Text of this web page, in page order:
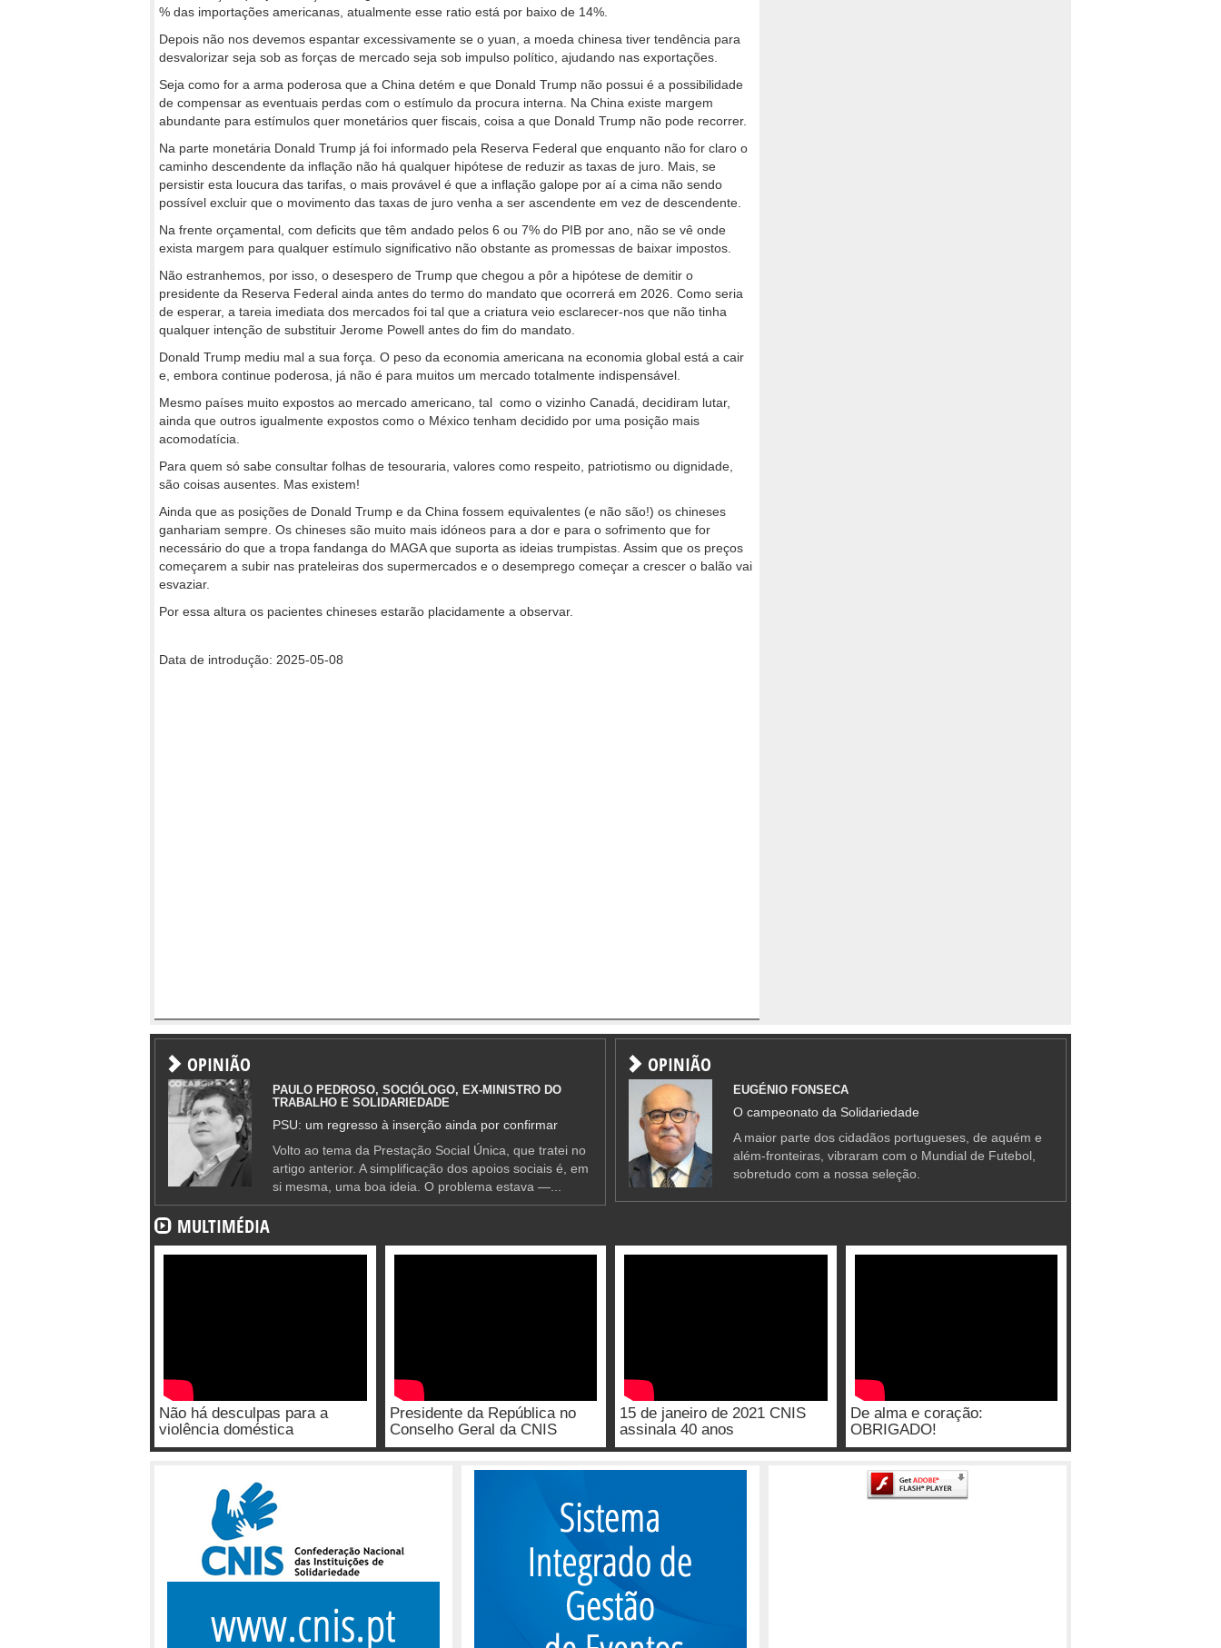
% das importações americanas, atualmente esse ratio está por baixo de 14%.
Depois não nos devemos espantar excessivamente se o yuan, a moeda chinesa tiver tendência para
desvalorizar seja sob as forças de mercado seja sob impulso político, ajudando nas exportações.
Seja como for a arma poderosa que a China detém e que Donald Trump não possui é a possibilidade
de compensar as eventuais perdas com o estímulo da procura interna. Na China existe margem
abundante para estímulos quer monetários quer fiscais, coisa a que Donald Trump não pode recorrer.
Na parte monetária Donald Trump já foi informado pela Reserva Federal que enquanto não for claro o
caminho descendente da inflação não há qualquer hipótese de reduzir as taxas de juro. Mais, se
persistir esta loucura das tarifas, o mais provável é que a inflação galope por aí a cima não sendo
possível excluir que o movimento das taxas de juro venha a ser ascendente em vez de descendente.
Na frente orçamental, com deficits que têm andado pelos 6 ou 7% do PIB por ano, não se vê onde
exista margem para qualquer estímulo significativo não obstante as promessas de baixar impostos.
Não estranhemos, por isso, o desespero de Trump que chegou a pôr a hipótese de demitir o
presidente da Reserva Federal ainda antes do termo do mandato que ocorrerá em 2026. Como seria
de esperar, a tareia imediata dos mercados foi tal que a criatura veio esclarecer-nos que não tinha
qualquer intenção de substituir Jerome Powell antes do fim do mandato.
Donald Trump mediu mal a sua força. O peso da economia americana na economia global está a cair
e, embora continue poderosa, já não é para muitos um mercado totalmente indispensável.
Mesmo países muito expostos ao mercado americano, tal como o vizinho Canadá, decidiram lutar,
ainda que outros igualmente expostos como o México tenham decidido por uma posição mais
acomodatícia.
Para quem só sabe consultar folhas de tesouraria, valores como respeito, patriotismo ou dignidade,
são coisas ausentes. Mas existem!
Ainda que as posições de Donald Trump e da China fossem equivalentes (e não são!) os chineses
ganhariam sempre. Os chineses são muito mais idóneos para a dor e para o sofrimento que for
necessário do que a tropa fandanga do MAGA que suporta as ideias trumpistas. Assim que os preços
começarem a subir nas prateleiras dos supermercados e o desemprego começar a crescer o balão vai
esvaziar.
Por essa altura os pacientes chineses estarão placidamente a observar.
Data de introdução: 2025-05-08
OPINIÃO
PAULO PEDROSO, SOCIÓLOGO, EX-MINISTRO DO
TRABALHO E SOLIDARIEDADE
PSU: um regresso à inserção ainda por confirmar
Volto ao tema da Prestação Social Única, que tratei no
artigo anterior. A simplificação dos apoios sociais é, em
si mesma, uma boa ideia. O problema estava —...
OPINIÃO
EUGÉNIO FONSECA
O campeonato da Solidariedade
A maior parte dos cidadãos portugueses, de aquém e
além-fronteiras, vibraram com o Mundial de Futebol,
sobretudo com a nossa seleção.
MULTIMÉDIA
Não há desculpas para a
violência doméstica
Presidente da República no
Conselho Geral da CNIS
15 de janeiro de 2021 CNIS
assinala 40 anos
De alma e coração:
OBRIGADO!